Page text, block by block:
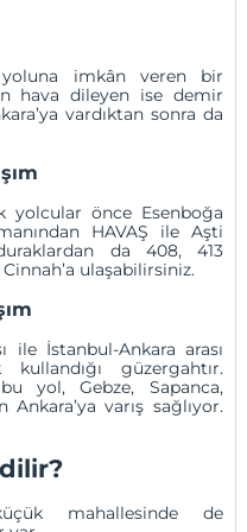
imkân veren bir
hava dileyen ise demir
vardıktan sonra da
yolcular önce Esenboğa
HAVAŞ ile Aşti
da 408, 413
ulaşabilirsiniz.
ile İstanbul-Ankara arası
güzergahtır.
bu yol,Gebze, Sapanca,
Ankara’ya varış sağlıyor.
mahallesinde de